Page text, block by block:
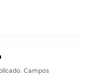
Campos